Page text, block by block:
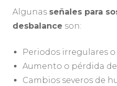
Algunas señales para
desbalance son:
Periodos irregulares
Aumento o pérdida
Cambios severos de